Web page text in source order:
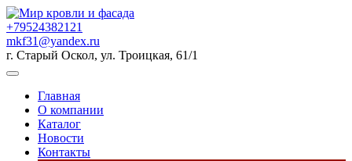
Перейти
к
содержимому
+79524382121
mkf31@yandex.ru
г. Старый Оскол, ул. Троицкая, 61/1
Кнопка
ОткрытьГлавная
О компании
Каталог
Новости
Контакты